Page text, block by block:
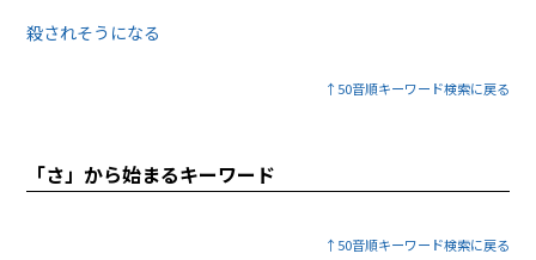
殺されそうになる
↑50音順キーワード検索に戻る
「さ」から始まるキーワード
↑50音順キーワード検索に戻る